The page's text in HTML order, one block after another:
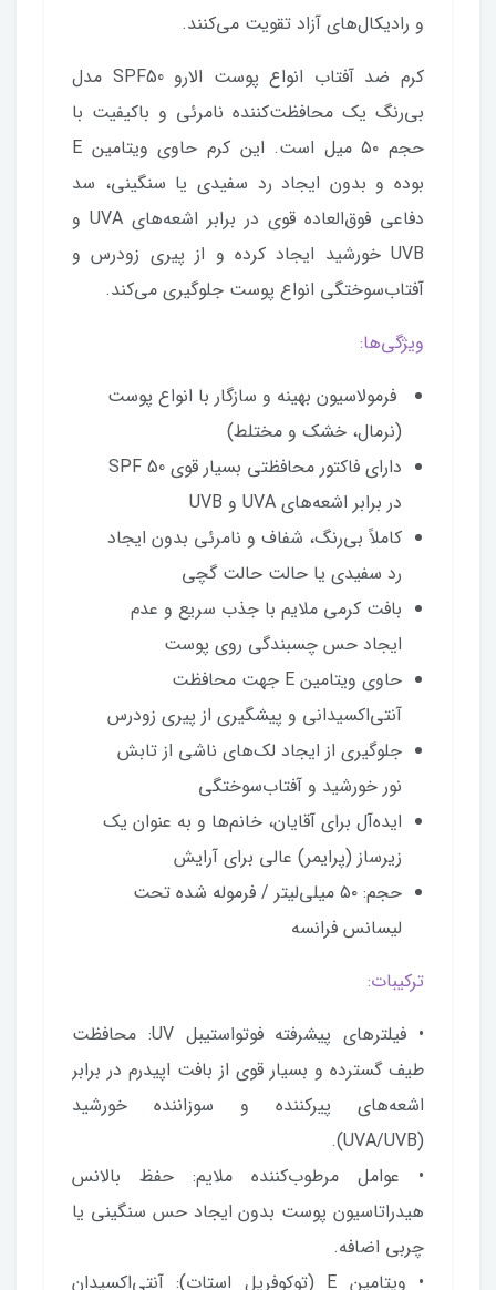
و رادیکال‌های آزاد تقویت می‌کنند.
کرم ضد آفتاب انواع پوست الارو SPF50 مدل
بی‌رنگ یک محافظت‌کننده نامرئی و باکیفیت با
حجم ۵۰ میل است. این کرم حاوی ویتامین E
بوده و بدون ایجاد رد سفیدی یا سنگینی، سد
دفاعی فوق‌العاده قوی در برابر اشعه‌های UVA و
UVB خورشید ایجاد کرده و از پیری زودرس و
آفتاب‌سوختگی انواع پوست جلوگیری می‌کند.
ویژگی‌ها:
فرمولاسیون بهینه و سازگار با انواع پوست
(نرمال، خشک و مختلط)
دارای فاکتور محافظتی بسیار قوی SPF 50
در برابر اشعه‌های UVA و UVB
کاملاً بی‌رنگ، شفاف و نامرئی بدون ایجاد
رد سفیدی یا حالت حالت گچی
بافت کرمی ملایم با جذب سریع و عدم
ایجاد حس چسبندگی روی پوست
حاوی ویتامین E جهت محافظت
آنتی‌اکسیدانی و پیشگیری از پیری زودرس
جلوگیری از ایجاد لک‌های ناشی از تابش
نور خورشید و آفتاب‌سوختگی
ایده‌آل برای آقایان، خانم‌ها و به عنوان یک
زیرساز (پرایمر) عالی برای آرایش
حجم: ۵۰ میلی‌لیتر / فرموله شده تحت
لیسانس فرانسه
ترکیبات:
• فیلترهای پیشرفته فوتواستیبل UV: محافظت
طیف گسترده و بسیار قوی از بافت اپیدرم در برابر
اشعه‌های پیرکننده و سوزاننده خورشید
(UVA/UVB).
• عوامل مرطوب‌کننده ملایم: حفظ بالانس
هیدراتاسیون پوست بدون ایجاد حس سنگینی یا
چربی اضافه.
• ویتامین E (توکوفریل استات): آنتی‌اکسیدان